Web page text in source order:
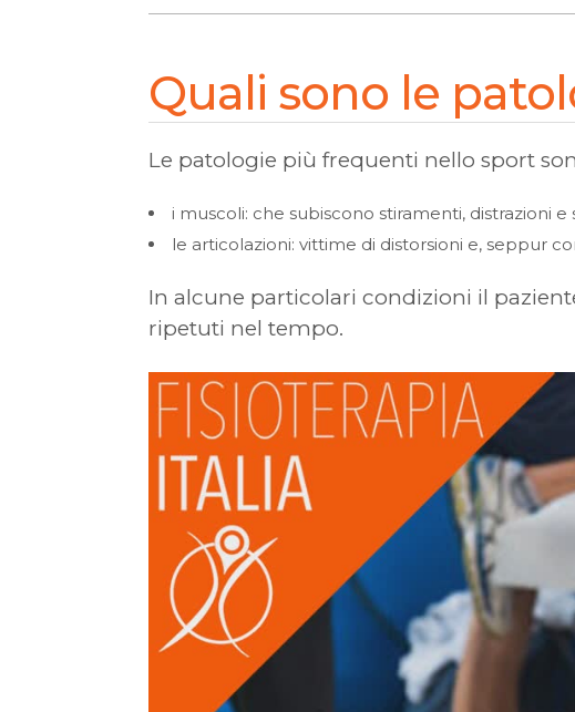
Quali sono le
Le patologie più frequenti nello sport
i muscoli: che subiscono stiramenti, distrazioni e
le articolazioni: vittime di distorsioni e, seppur
In alcune particolari condizioni il
ripetuti nel tempo.